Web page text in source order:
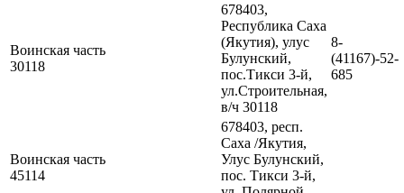
Воинская часть
30118
678403,
Республика Саха
(Якутия), улус
Булунский,
пос.Тикси 3-й,
ул.Строительная,
в/ч 30118
8-
(41167)-52-
685
Воинская часть
45114
678403, респ.
Саха /Якутия,
Улус Булунский,
пос. Тикси 3-й,